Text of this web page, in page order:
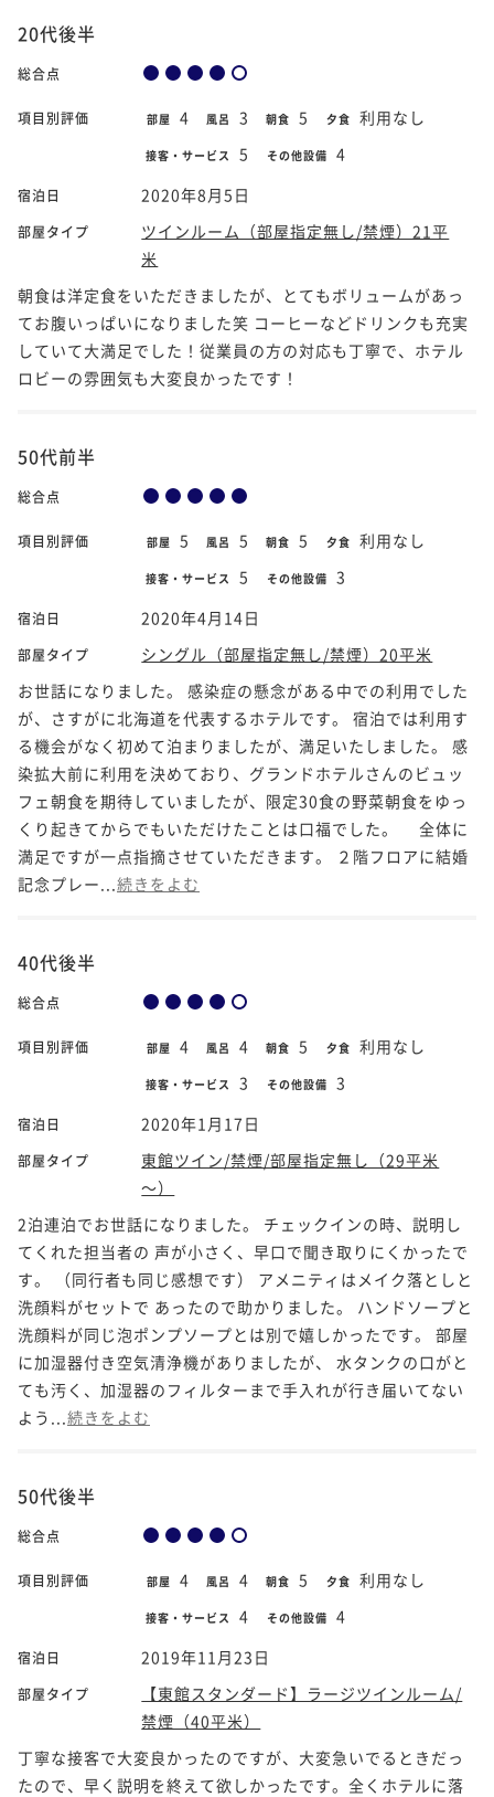
20代後半
総合点
項目別評価 部屋 4 風呂 3 朝食 5 夕食 利用なし
接客・サービス 5 その他設備 4
宿泊日 2020年8月5日
部屋タイプ
ツインルーム（部屋指定無し/禁煙）21平
米
朝食は洋定食をいただきましたが、とてもボリュームがあっ
てお腹いっぱいになりました笑 コーヒーなどドリンクも充実
していて大満足でした！従業員の方の対応も丁寧で、ホテル
ロビーの雰囲気も大変良かったです！
50代前半
総合点
項目別評価 部屋 5 風呂 5 朝食 5 夕食 利用なし
接客・サービス 5 その他設備 3
宿泊日 2020年4月14日
部屋タイプ
シングル（部屋指定無し/禁煙）20平米
お世話になりました。 感染症の懸念がある中での利用でした
が、さすがに北海道を代表するホテルです。 宿泊では利用す
る機会がなく初めて泊まりましたが、満足いたしました。 感
染拡大前に利用を決めており、グランドホテルさんのビュッ
フェ朝食を期待していましたが、限定30食の野菜朝食をゆっ
くり起きてからでもいただけたことは口福でした。 全体に
満足ですが一点指摘させていただきます。 ２階フロアに結婚
記念プレー... 続きをよむ
40代後半
総合点
項目別評価 部屋 4 風呂 4 朝食 5 夕食 利用なし
接客・サービス 3 その他設備 3
宿泊日 2020年1月17日
部屋タイプ
東館ツイン/禁煙/部屋指定無し（29平米
～）
2泊連泊でお世話になりました。 チェックインの時、説明し
てくれた担当者の 声が小さく、早口で聞き取りにくかったで
す。 （同行者も同じ感想です） アメニティはメイク落としと
洗顔料がセットで あったので助かりました。 ハンドソープと
洗顔料が同じ泡ポンプソープとは別で嬉しかったです。 部屋
に加湿器付き空気清浄機がありましたが、 水タンクの口がと
ても汚く、加湿器のフィルターまで手入れが行き届いてない
よう... 続きをよむ
50代後半
総合点
項目別評価 部屋 4 風呂 4 朝食 5 夕食 利用なし
接客・サービス 4 その他設備 4
宿泊日 2019年11月23日
部屋タイプ
【東館スタンダード】ラージツインルーム/
禁煙（40平米）
丁寧な接客で大変良かったのですが、大変急いでるときだっ
たので、早く説明を終えて欲しかったです。全くホテルに落